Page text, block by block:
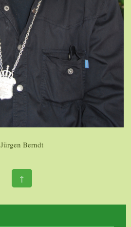
Jürgen Berndt
↑